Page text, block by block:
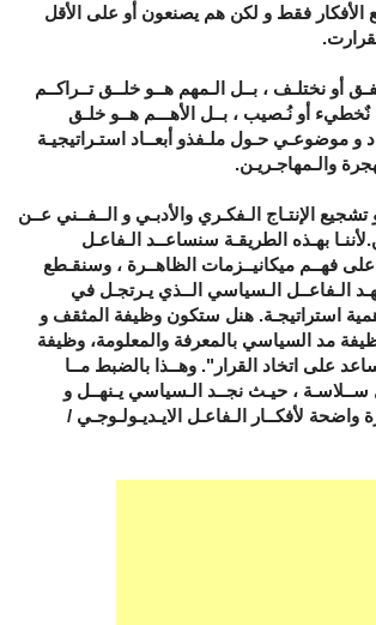
فقط و لكن هم يصنعون أو على الأقل
أو نختلـف ، بــل الـمهم هــو خلــق تــراكــم
نٌخطيء أو نُـصيب ، بــل الأهـــم هــو خلـق
موضوعـي حـول ملـفذو أبعــاد استـراتيجيـة
والـمهاجـريـن.
الإنتـاج الـفكـري والأدبـي و الــفــني عــن
بهـذه الطريقـة سنساعــد الـفاعـل
فهــم ميكانيــزمات الظاهــرة ، وسنقـطع
الـفاعــل الـسياسي الــذي يـرتجـل في
استراتيجـة. هنل ستكون وظيفة المثقف و
مد السياسي بالمعرفة والمعلومة، وظيفة
على اتخاد القرار". وهــذا بالضبط مــا
ســلاسـة ، حيـث نجــد الـسياسي يـنهــل و
واضحة لأفكــار الـفاعـل الايـديـولـوجـي /